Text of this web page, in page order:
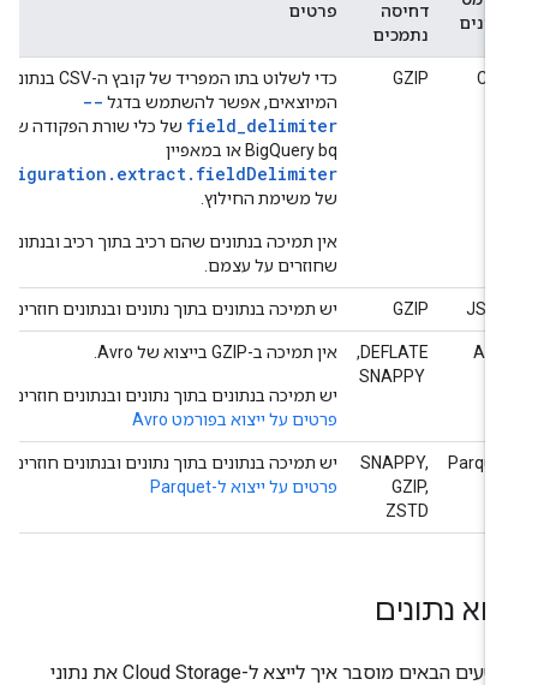
דחיסה
נתמכים
פרטים
GZIP
כדי לשלוט בתו המפריד של קובץ ה-CSV בנתונים
המיוצאים, אפשר להשתמש בדגל--
field_delimiterשל כלי שורת הפקודה של
BigQuery bq או במאפיין
configuration.extract.fieldDelimiter
של משימת החילוץ.
אין תמיכה בנתונים שהם רכיב בתוך רכיב ובנתונים
שחוזרים על עצמם.
GZIP יש תמיכה בנתונים בתוך נתונים ובנתונים חוזרים.
DEFLATE,
אין תמיכה ב-GZIP בייצוא של Avro.
יש תמיכה בנתונים בתוך נתונים ובנתונים חוזרים.
פרטים על ייצוא בפורמט Avro
SNAPPY,
GZIP,
ZSTD
יש תמיכה בנתונים בתוך נתונים ובנתונים חוזרים.
פרטים על ייצוא ל-Parquet
נתונים
בקטעים הבאים מוסבר איך לייצא ל-Cloud Storage את נתוני